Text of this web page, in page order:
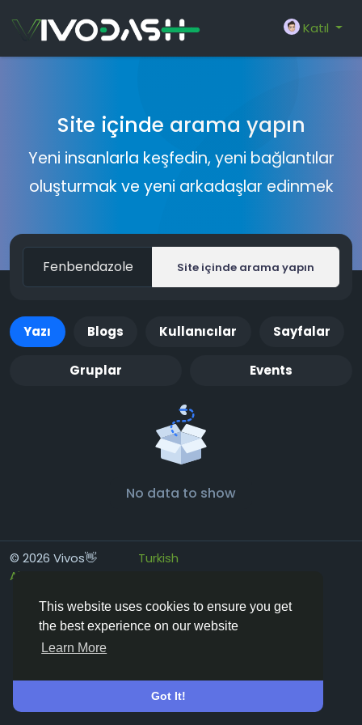
This website uses cookies to ensure you get
the best experience on our website
Learn More
Got It!
Katıl
Site içinde arama yapın
Yeni insanlarla keşfedin, yeni bağlantılar
oluşturmak ve yeni arkadaşlar edinmek
Site içinde arama yapın
Yazı Blogs Kullanıcılar Sayfalar
Gruplar Events
No data to show
© 2026 Vivos👋
Turkish
About